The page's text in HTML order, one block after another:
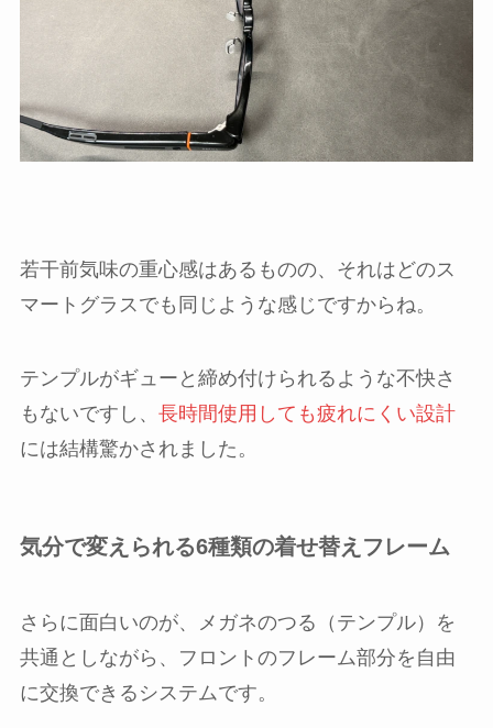
若干前気味の重心感はあるものの、それはどのス
マートグラスでも同じような感じですからね。
テンプルがギューと締め付けられるような不快さ
もないですし、 長時間使用しても疲れにくい設計
には結構驚かされました。
気分で変えられる6種類の着せ替えフレーム
さらに面白いのが、メガネのつる（テンプル）を
共通としながら、フロントのフレーム部分を自由
に交換できるシステムです。